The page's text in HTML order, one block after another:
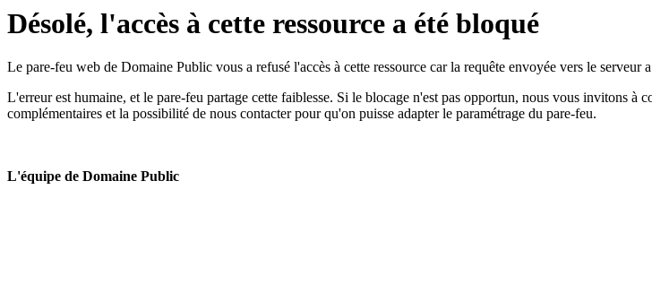
Désolé, l'accès à cette ressource a été bloqué
Le pare-feu web de Domaine Public vous a refusé l'accès à cette ressource car la requête envoyée vers le serveur
L'erreur est humaine, et le pare-feu partage cette faiblesse. Si le blocage n'est pas opportun, nous vous invitons à
complémentaires et la possibilité de nous contacter pour qu'on puisse adapter le paramétrage du pare-feu.
L'équipe de Domaine Public